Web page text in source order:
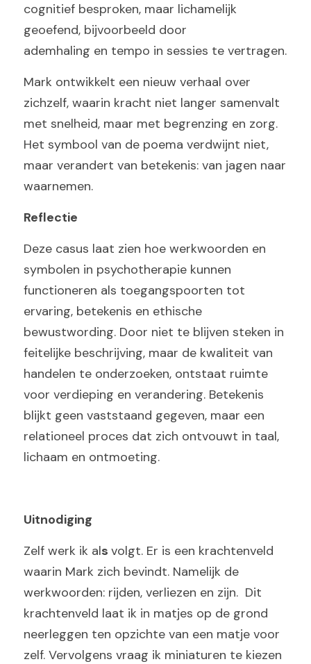
cognitief besproken, maar lichamelijk
geoefend, bijvoorbeeld door
ademhaling en tempo in sessies te vertragen.
Mark ontwikkelt een nieuw verhaal over
zichzelf, waarin kracht niet langer samenvalt
met snelheid, maar met begrenzing en zorg.
Het symbool van de poema verdwijnt niet,
maar verandert van betekenis: van jagen naar
waarnemen.
Reflectie
Deze casus laat zien hoe werkwoorden en
symbolen in psychotherapie kunnen
functioneren als toegangspoorten tot
ervaring, betekenis en ethische
bewustwording. Door niet te blijven steken in
feitelijke beschrijving, maar de kwaliteit van
handelen te onderzoeken, ontstaat ruimte
voor verdieping en verandering. Betekenis
blijkt geen vaststaand gegeven, maar een
relationeel proces dat zich ontvouwt in taal,
lichaam en ontmoeting.
Uitnodiging
Zelf werk ik als volgt. Er is een krachtenveld
waarin Mark zich bevindt. Namelijk de
werkwoorden: rijden, verliezen en zijn.  Dit
krachtenveld laat ik in matjes op de grond
neerleggen ten opzichte van een matje voor
zelf. Vervolgens vraag ik miniaturen te kiezen